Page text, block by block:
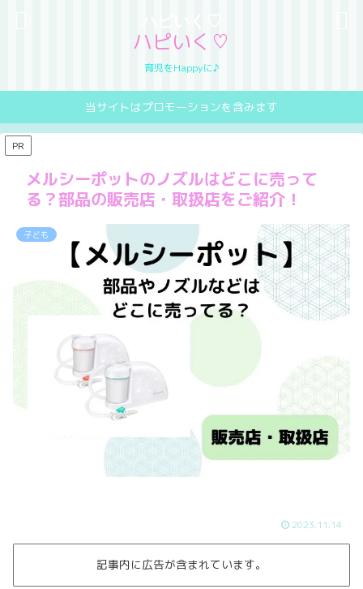
ハピいく♡
育児をHappyに♪
当サイトはプロモーションを含みます
PR
メルシーポットのノズルはどこに売って
る？部品の販売店・取扱店をご紹介！
子ども
2023.11.14
記事内に広告が含まれています。